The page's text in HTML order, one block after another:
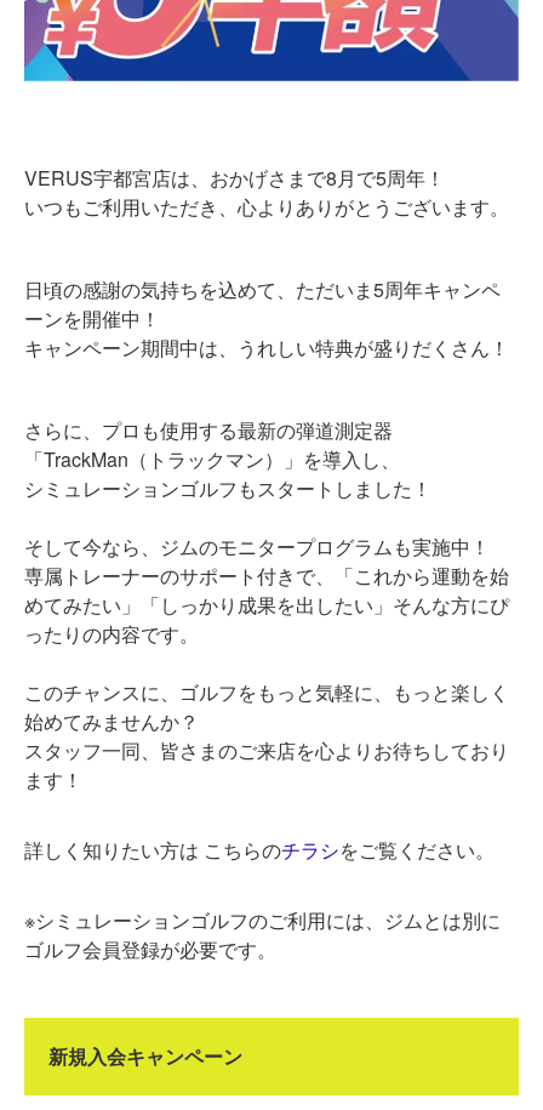
VERUS宇都宮店は、おかげさまで8月で5周年！
いつもご利用いただき、心よりありがとうございます。
日頃の感謝の気持ちを込めて、ただいま5周年キャンペ
ーンを開催中！
キャンペーン期間中は、うれしい特典が盛りだくさん！
さらに、プロも使用する最新の弾道測定器
「TrackMan（トラックマン）」を導入し、
シミュレーションゴルフもスタートしました！
そして今なら、ジムのモニタープログラムも実施中！
専属トレーナーのサポート付きで、「これから運動を始
めてみたい」「しっかり成果を出したい」そんな方にぴ
ったりの内容です。
このチャンスに、ゴルフをもっと気軽に、もっと楽しく
始めてみませんか？
スタッフ一同、皆さまのご来店を心よりお待ちしており
ます！
詳しく知りたい方は こちらのチラシをご覧ください。
※シミュレーションゴルフのご利用には、ジムとは別に
ゴルフ会員登録が必要です。
新規入会キャンペーン